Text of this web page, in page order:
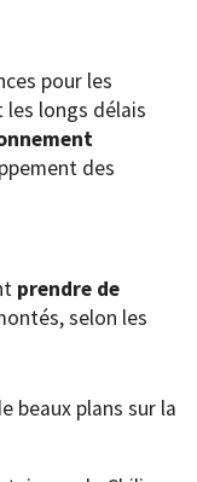
pour les
les longs délais
des
prendre de
selon les
beaux plans sur la